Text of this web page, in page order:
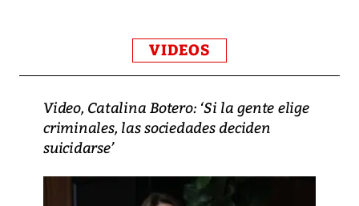
VIDEOS
Video, Catalina Botero: ‘Si la gente elige
criminales, las sociedades deciden
suicidarse’